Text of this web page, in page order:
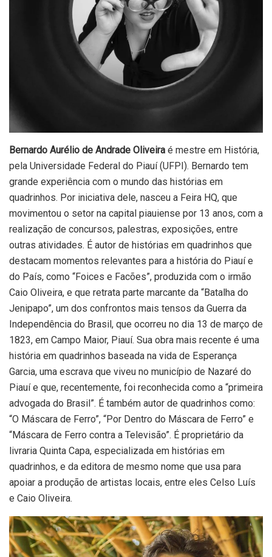
Bernardo Aurélio de Andrade Oliveira é mestre em História,
pela Universidade Federal do Piauí (UFPI). Bernardo tem
grande experiência com o mundo das histórias em
quadrinhos. Por iniciativa dele, nasceu a Feira HQ, que
movimentou o setor na capital piauiense por 13 anos, com a
realização de concursos, palestras, exposições, entre
outras atividades. É autor de histórias em quadrinhos que
destacam momentos relevantes para a história do Piauí e
do País, como “Foices e Facões”, produzida com o irmão
Caio Oliveira, e que retrata parte marcante da “Batalha do
Jenipapo”, um dos confrontos mais tensos da Guerra da
Independência do Brasil, que ocorreu no dia 13 de março de
1823, em Campo Maior, Piauí. Sua obra mais recente é uma
história em quadrinhos baseada na vida de Esperança
Garcia, uma escrava que viveu no município de Nazaré do
Piauí e que, recentemente, foi reconhecida como a “primeira
advogada do Brasil”. É também autor de quadrinhos como:
“O Máscara de Ferro”, “Por Dentro do Máscara de Ferro” e
“Máscara de Ferro contra a Televisão”. É proprietário da
livraria Quinta Capa, especializada em histórias em
quadrinhos, e da editora de mesmo nome que usa para
apoiar a produção de artistas locais, entre eles Celso Luís
e Caio Oliveira.